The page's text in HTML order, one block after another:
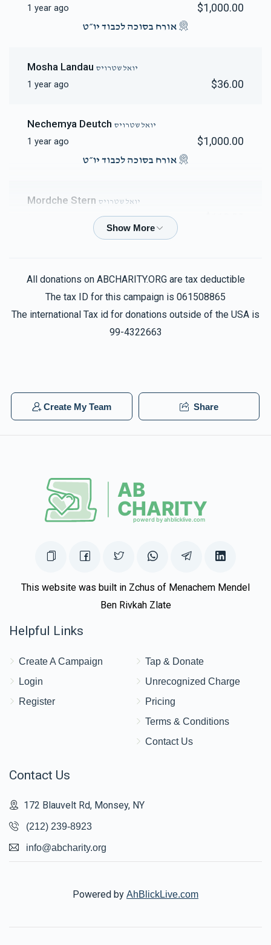
1 year ago $1,000.00
אורח בסוכה לכבוד יו״ט
Mosha Landau יואל שטרויס
1 year ago $36.00
Nechemya Deutch יואל שטרויס
1 year ago $1,000.00
אורח בסוכה לכבוד יו״ט
Mordche Stern יואל שטרויס
לע״נ בילא בת חיים יחזקאל שרגא
Baruch Kohn יואל שטרויס
1 year ago $450.00
Half coupan
Anonymous יואל שטרויס
1 year ago $450.00
Half coupan
All donations on ABCHARITY.ORG are tax deductible
The tax ID for this campaign is 061508865
The international Tax id for donations outside of the USA is
99-4322663
Create My Team Share
This website was built in Zchus of Menachem Mendel
Ben Rivkah Zlate
Helpful Links
Create A Campaign
Login
Register
Tap & Donate
Unrecognized Charge
Pricing
Terms & Conditions
Contact Us
Contact Us
172 Blauvelt Rd, Monsey, NY
(212) 239-8923
info@abcharity.org
Powered by AhBlickLive.com